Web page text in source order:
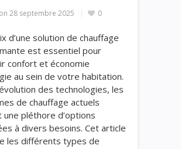
28 septembre 2025 0
d’une solution de chauffage
est essentiel pour
confort et économie
au sein de votre habitation.
des technologies, les
de chauffage actuels
pléthore d’options
à divers besoins. Cet article
les différents types de